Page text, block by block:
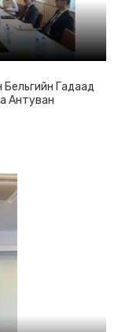
Гадаад
Антуван